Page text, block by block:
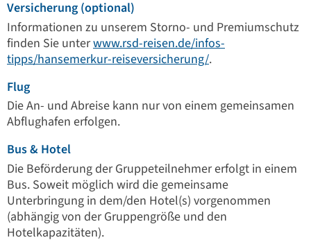
Versicherung (optional)
Informationen zu unserem Storno- und Premiumschutz
finden Sie unterwww.rsd-reisen.de/infos-
tipps/hansemerkur-reiseversicherung/.
Flug
Die An- und Abreise kann nur von einem gemeinsamen
Abflughafen erfolgen.
Bus & Hotel
Die Beförderung der Gruppeteilnehmer erfolgt in einem
Bus. Soweit möglich wird die gemeinsame
Unterbringung in dem/den Hotel(s) vorgenommen
(abhängig von der Gruppengröße und den
Hotelkapazitäten).